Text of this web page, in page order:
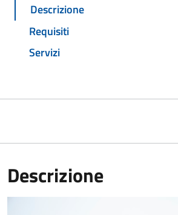
Descrizione
Requisiti
Servizi
Descrizione